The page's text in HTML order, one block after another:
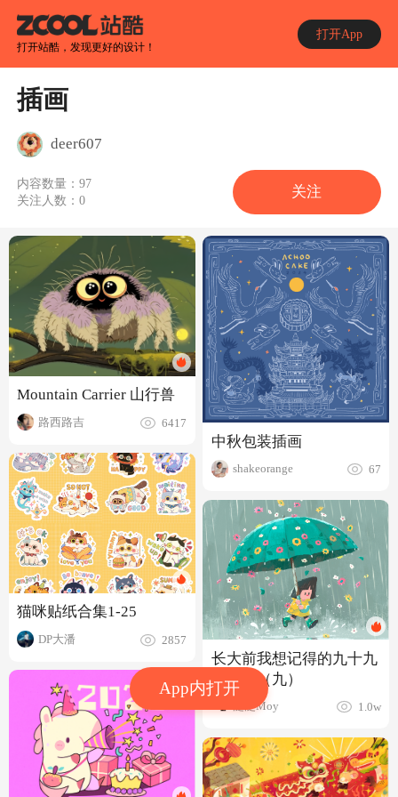
打开站酷，发现更好的设计！
打开App
App内打开
插画
deer607
内容数量：97
关注人数：0
关注
Mountain Carrier 山行兽
路西路吉 6417
猫咪贴纸合集1-25
DP大潘 2857
中秋包装插画
shakeorange 67
长大前我想记得的九十九
件小事（九）
泛泛Moy 1.0w